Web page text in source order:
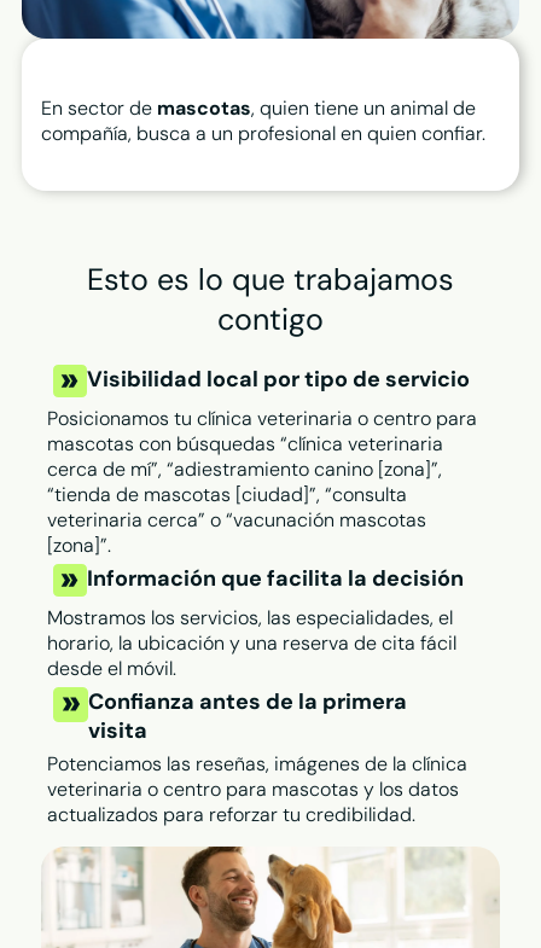
En sector de mascotas, quien tiene un animal de
compañía, busca a un profesional en quien confiar.
Esto es lo que trabajamos
contigo
Posicionamos tu clínica veterinaria o centro para
mascotas con búsquedas “clínica veterinaria
cerca de mí”, “adiestramiento canino [zona]”,
“tienda de mascotas [ciudad]”, “consulta
veterinaria cerca” o “vacunación mascotas
[zona]”.
Información que facilita la decisión
Mostramos los servicios, las especialidades, el
horario, la ubicación y una reserva de cita fácil
desde el móvil.
Confianza antes de la primera
visita
Potenciamos las reseñas, imágenes de la clínica
veterinaria o centro para mascotas y los datos
actualizados para reforzar tu credibilidad.
Visibilidad local por tipo de servicio